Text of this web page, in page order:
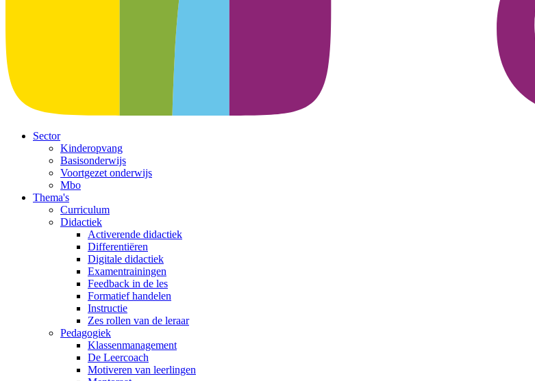
Sector
Kinderopvang
Basisonderwijs
Voortgezet onderwijs
Mbo
Thema's
Curriculum
Didactiek
Activerende didactiek
Differentiëren
Digitale didactiek
Examentrainingen
Feedback in de les
Formatief handelen
Instructie
Zes rollen van de leraar
Pedagogiek
Klassenmanagement
De Leercoach
Motiveren van leerlingen